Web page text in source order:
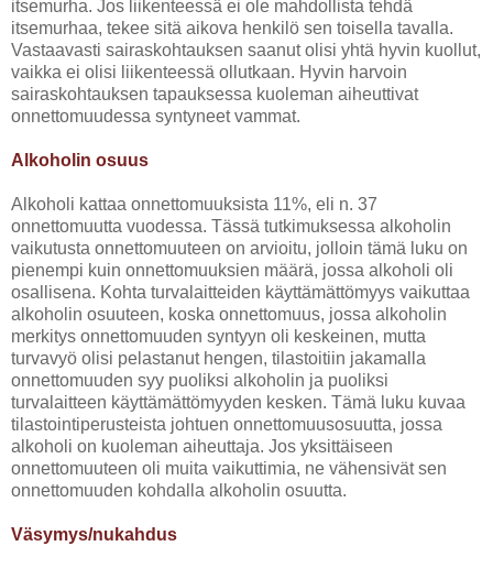
itsemurha. Jos liikenteessä ei ole mahdollista tehdä
itsemurhaa, tekee sitä aikova henkilö sen toisella tavalla.
Vastaavasti sairaskohtauksen saanut olisi yhtä hyvin kuollut,
vaikka ei olisi liikenteessä ollutkaan. Hyvin harvoin
sairaskohtauksen tapauksessa kuoleman aiheuttivat
onnettomuudessa syntyneet vammat.
Alkoholin osuus
Alkoholi kattaa onnettomuuksista 11%, eli n. 37
onnettomuutta vuodessa. Tässä tutkimuksessa alkoholin
vaikutusta onnettomuuteen on arvioitu, jolloin tämä luku on
pienempi kuin onnettomuuksien määrä, jossa alkoholi oli
osallisena. Kohta turvalaitteiden käyttämättömyys vaikuttaa
alkoholin osuuteen, koska onnettomuus, jossa alkoholin
merkitys onnettomuuden syntyyn oli keskeinen, mutta
turvavyö olisi pelastanut hengen, tilastoitiin jakamalla
onnettomuuden syy puoliksi alkoholin ja puoliksi
turvalaitteen käyttämättömyyden kesken. Tämä luku kuvaa
tilastointiperusteista johtuen onnettomuusosuutta, jossa
alkoholi on kuoleman aiheuttaja. Jos yksittäiseen
onnettomuuteen oli muita vaikuttimia, ne vähensivät sen
onnettomuuden kohdalla alkoholin osuutta.
Väsymys/nukahdus